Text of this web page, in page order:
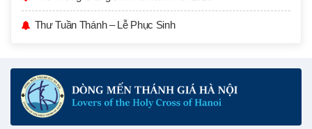
Thư Tuần Thánh – Lễ Phục Sinh